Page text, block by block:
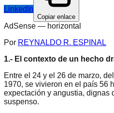
LinkedIn
Copiar enlace
AdSense — horizontal
Por REYNALDO R. ESPINAL
1.- El contexto de un hecho
Entre el 24 y el 26 de marzo,
1970, se vivieron en el país 56
expectación y angustia, dignas
suspenso.